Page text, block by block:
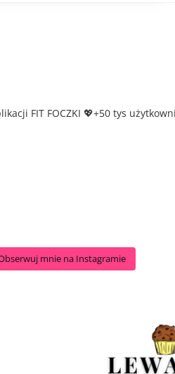
FIT FOCZKI 💖+50 tys
mnie na Instagramie